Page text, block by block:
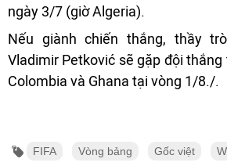
ngày 3/7 (giờ Algeria).
Nếu giành chiến thắng, thầy
Vladimir Petković sẽ gặp đội
Colombia và Ghana tại vòng 1/8./.
FIFA Vòng bảng Gốc việt